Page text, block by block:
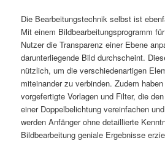
Die Bearbeitungstechnik selbst ist
Mit einem Bildbearbeitungsprogramm
Nutzer die Transparenz einer Ebene
darunterliegende Bild durchscheint.
nützlich, um die verschiedenartigen
miteinander zu verbinden. Zudem
vorgefertigte Vorlagen und Filter, die
einer Doppelbelichtung vereinfachen
werden Anfänger ohne detaillierte
Bildbearbeitung geniale Ergebnisse